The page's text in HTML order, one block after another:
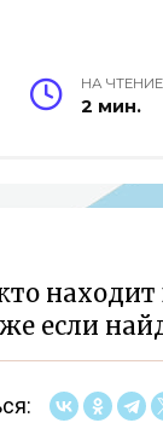
НА ЧТЕНИЕ
2 мин.
находит
если